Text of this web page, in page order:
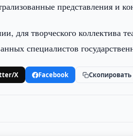
представления и
для творческого коллектива
специалистов
X Facebook